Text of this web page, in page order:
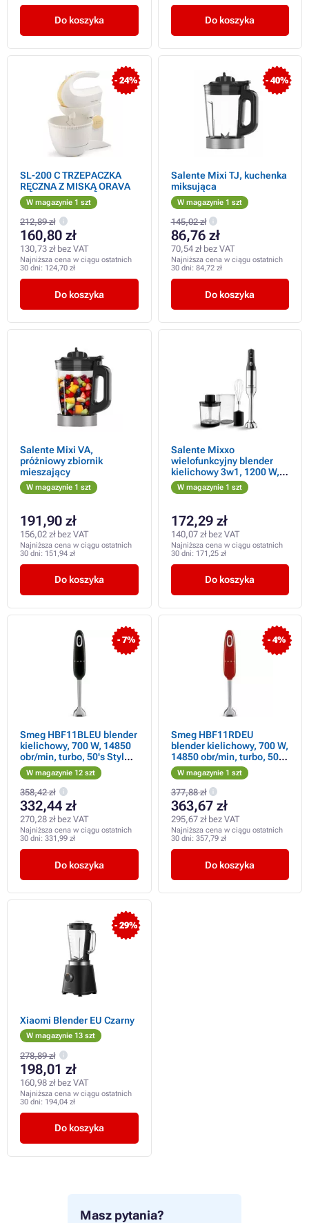
Masz pytania?
Do koszyka Do koszyka
- 24%
SL-200 C TRZEPACZKA
RĘCZNA Z MISKĄ ORAVA
W magazynie 1 szt
212,89 zł
160,80 zł
130,73 zł bez VAT
Najniższa cena w ciągu ostatnich
30 dni: 124,70 zł
Do koszyka
- 40%
Salente Mixi TJ, kuchenka
miksująca
W magazynie 1 szt
145,02 zł
86,76 zł
70,54 zł bez VAT
Najniższa cena w ciągu ostatnich
30 dni: 84,72 zł
Do koszyka
Salente Mixi VA,
próżniowy zbiornik
mieszający
W magazynie 1 szt
191,90 zł
156,02 zł bez VAT
Najniższa cena w ciągu ostatnich
30 dni: 151,94 zł
Do koszyka
Salente Mixxo
wielofunkcyjny blender
kielichowy 3w1, 1200 W,
stal nierdzewna, czarny
W magazynie 1 szt
172,29 zł
140,07 zł bez VAT
Najniższa cena w ciągu ostatnich
30 dni: 171,25 zł
Do koszyka
- 7%
Smeg HBF11BLEU blender
kielichowy, 700 W, 14850
obr/min, turbo, 50's Style,
antypoślizgowy uchwyt,
czarny
W magazynie 12 szt
358,42 zł
332,44 zł
270,28 zł bez VAT
Najniższa cena w ciągu ostatnich
30 dni: 331,99 zł
Do koszyka
- 4%
Smeg HBF11RDEU
blender kielichowy, 700 W,
14850 obr/min, turbo, 50's
Style, antypoślizgowy
uchwyt, czerwony
W magazynie 1 szt
377,88 zł
363,67 zł
295,67 zł bez VAT
Najniższa cena w ciągu ostatnich
30 dni: 357,79 zł
Do koszyka
- 29%
Xiaomi Blender EU Czarny
W magazynie 13 szt
278,89 zł
198,01 zł
160,98 zł bez VAT
Najniższa cena w ciągu ostatnich
30 dni: 194,04 zł
Do koszyka